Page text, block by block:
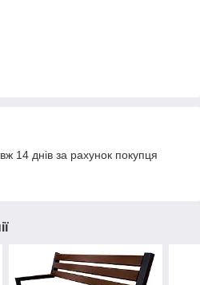
14 днів за рахунок покупця